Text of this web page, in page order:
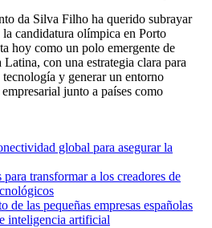
da Silva Filho ha querido subrayar
candidatura olímpica en Porto
hoy como un polo emergente de
con una estrategia clara para
y generar un entorno
junto a países como
global para asegurar la
transformar a los creadores de
de las pequeñas empresas españolas
inteligencia artificial